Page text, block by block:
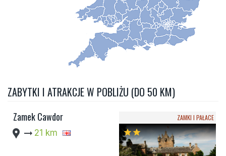
ZABYTKI I ATRAKCJE W POBLIŻU (DO 50 KM)
Zamek Cawdor
location_pin arrow_right_alt 21 km
ZAMKI I PAŁACE
starstar